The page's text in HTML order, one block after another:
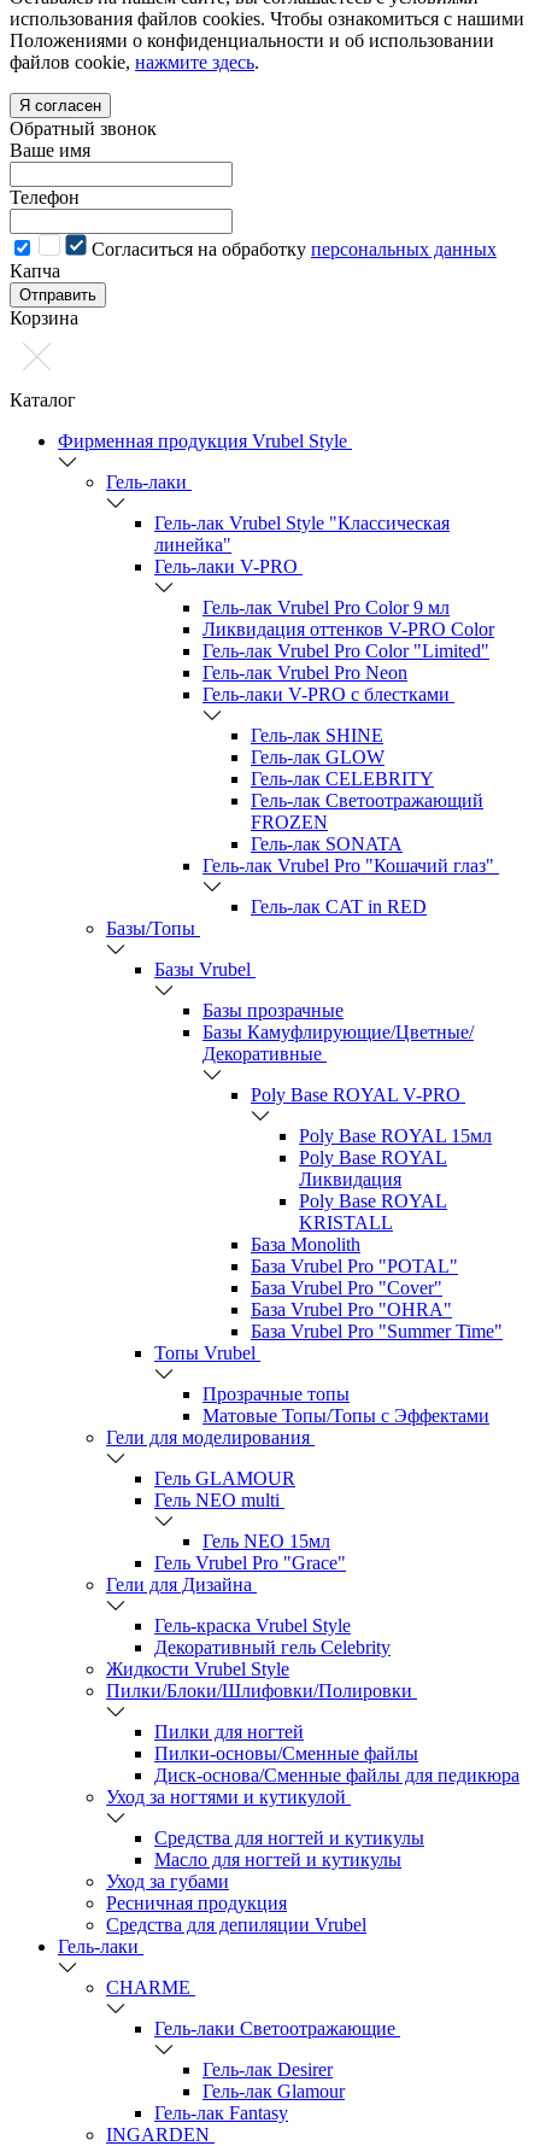
использования файлов cookies. Чтобы ознакомиться с нашими
Положениями о конфиденциальности и об использовании
файлов cookie, нажмите здесь.
Я согласен
Обратный звонок
Ваше имя
Телефон
Cогласиться на обработку персональных данных
Капча
Отправить
Корзина
Каталог
Фирменная продукция Vrubel Style
Гель-лаки
Гель-лак Vrubel Style "Классическая
линейка"
Гель-лаки V-PRO
Гель-лак Vrubel Pro Color 9 мл
Ликвидация оттенков V-PRO Color
Гель-лак Vrubel Pro Color "Limited"
Гель-лак Vrubel Pro Neon
Гель-лаки V-PRO c блестками
Гель-лак SHINE
Гель-лак GLOW
Гель-лак CELEBRITY
Гель-лак Светоотражающий
FROZEN
Гель-лак SONATA
Гель-лак Vrubel Pro "Кошачий глаз"
Гель-лак CAT in RED
Базы/Топы
Базы Vrubel
Базы прозрачные
Базы Камуфлирующие/Цветные/
Декоративные
Poly Base ROYAL V-PRO
Poly Base ROYAL 15мл
Poly Base ROYAL
Ликвидация
Poly Base ROYAL
KRISTALL
База Monolith
База Vrubel Pro "POTAL"
База Vrubel Pro "Сover"
База Vrubel Pro "OHRA"
База Vrubel Pro "Summer Time"
Топы Vrubel
Прозрачные топы
Матовые Топы/Топы с Эффектами
Гели для моделирования
Гель GLAMOUR
Гель NEO multi
Гель NEO 15мл
Гель Vrubel Pro "Grace"
Гели для Дизайна
Гель-краска Vrubel Style
Декоративный гель Celebrity
Жидкости Vrubel Style
Пилки/Блоки/Шлифовки/Полировки
Пилки для ногтей
Пилки-основы/Сменные файлы
Диск-основа/Сменные файлы для педикюра
Уход за ногтями и кутикулой
Средства для ногтей и кутикулы
Масло для ногтей и кутикулы
Уход за губами
Ресничная продукция
Средства для депиляции Vrubel
Гель-лаки
СHARME
Гель-лаки Светоотражающие
Гель-лак Desirer
Гель-лак Glamour
Гель-лак Fantasy
INGARDEN